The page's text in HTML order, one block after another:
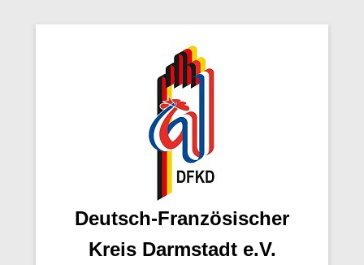
Deutsch-Französischer
Kreis Darmstadt e.V.